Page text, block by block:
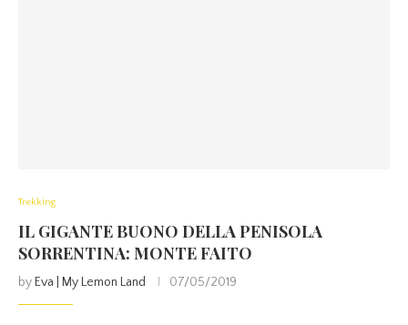
Trekking
IL GIGANTE BUONO DELLA PENISOLA
SORRENTINA: MONTE FAITO
by Eva | My Lemon Land 07/05/2019